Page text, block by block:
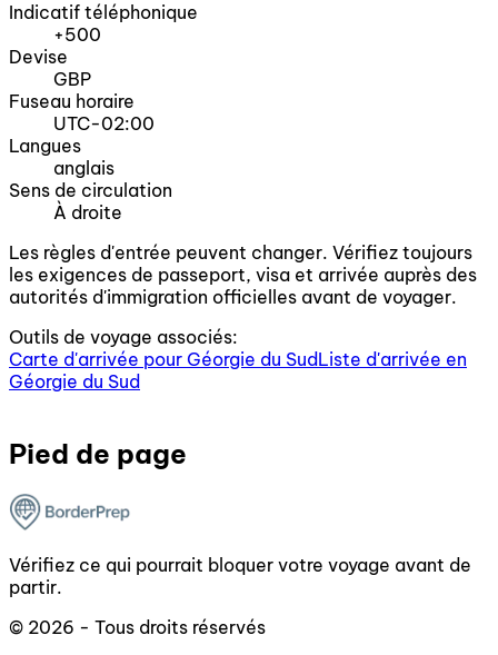
Indicatif téléphonique
+500
Devise
GBP
Fuseau horaire
UTC-02:00
Langues
anglais
Sens de circulation
À droite
Les règles d'entrée peuvent changer. Vérifiez toujours
les exigences de passeport, visa et arrivée auprès des
autorités d'immigration officielles avant de voyager.
Outils de voyage associés:
Carte d'arrivée pour Géorgie du SudListe d'arrivée en
Géorgie du Sud
Pied de page
Vérifiez ce qui pourrait bloquer votre voyage avant de
partir.
© 2026 - Tous droits réservés